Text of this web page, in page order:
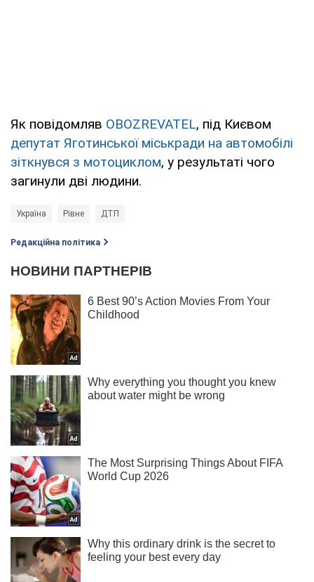
Як повідомляв OBOZREVATEL, під Києвом
депутат Яготинської міськради на автомобілі
зіткнувся з мотоциклом, у результаті чого
загинули дві людини.
Україна Рівне ДТП
Редакційна політика